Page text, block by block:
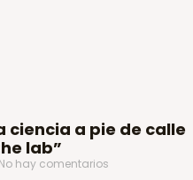
ciencia a pie de calle
lab”
No hay comentarios